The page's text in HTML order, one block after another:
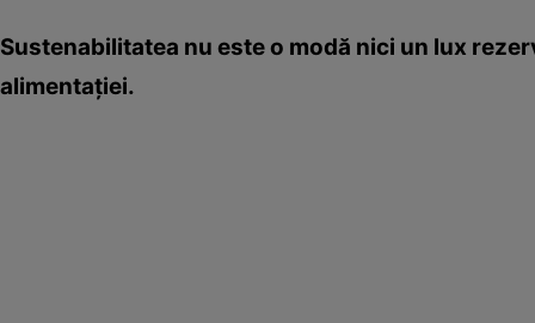
Sustenabilitatea nu este o modă nici un lux
alimentației.